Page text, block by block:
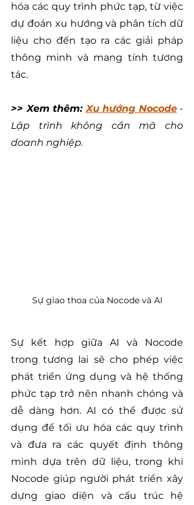
hóa các quy trình phức tạp, từ việc
dự đoán xu hướng và phân tích dữ
liệu cho đến tạo ra các giải pháp
thông minh và mang tính tương
tác.
>> Xem thêm: Xu hướng Nocode -
Lập trình không cần mã cho
doanh nghiệp.
Sự giao thoa của Nocode và AI
Sự kết hợp giữa AI và Nocode
trong tương lai sẽ cho phép việc
phát triển ứng dụng và hệ thống
phức tạp trở nên nhanh chóng và
dễ dàng hơn. AI có thể được sử
dụng để tối ưu hóa các quy trình
và đưa ra các quyết định thông
minh dựa trên dữ liệu, trong khi
Nocode giúp người phát triển xây
dựng giao diện và cấu trúc hệ